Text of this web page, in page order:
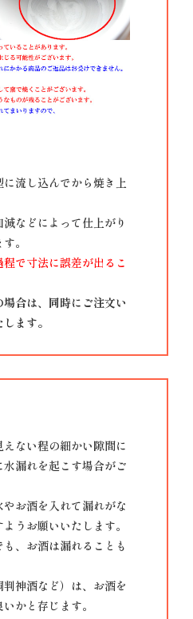
流し込んでから焼き上
などによって仕上がり
。
で寸法に誤差が出るこ
合は、同時にご注文い
ます。
ない程の細かい隙間に
漏れを起こす場合がご
お酒を入れて漏れがな
うお願いいたします。
、お酒は漏れることも
神酒など）は、お酒を
かと存じます。